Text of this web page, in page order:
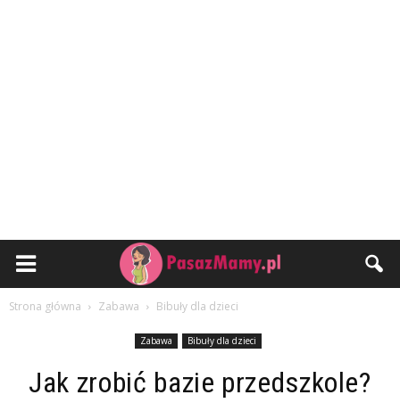
Strona główna Zabawa Bibuły dla dzieci
Zabawa Bibuły dla dzieci
Jak zrobić bazie przedszkole?